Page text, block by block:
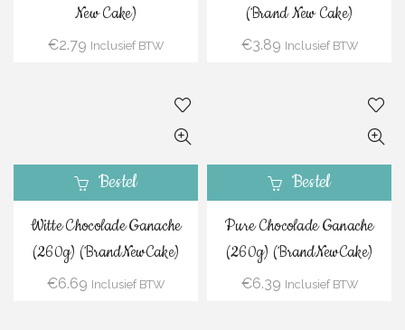
New Cake)
€2.79 Inclusief BTW
(Brand New Cake)
€3.89 Inclusief BTW
Bestel
Witte Chocolade Ganache
(260g) (BrandNewCake)
€6.69 Inclusief BTW
Bestel
Pure Chocolade Ganache
(260g) (BrandNewCake)
€6.39 Inclusief BTW